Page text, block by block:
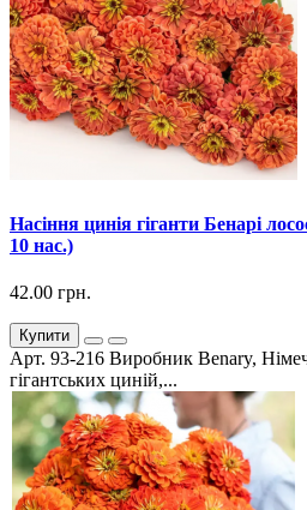
Насіння цинія гіганти Бенарі
10 нас.)
42.00 грн.
Купити
Арт. 93-216 Виробник Benary,
гігантських циній,...